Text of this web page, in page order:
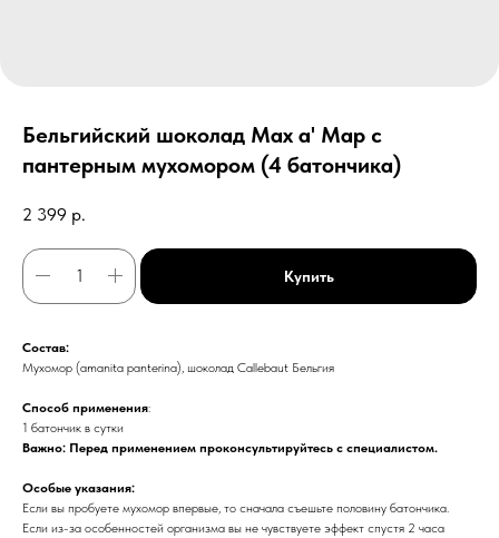
Бельгийский шоколад Мах а' Мар с
пантерным мухомором (4 батончика)
2 399 р.
Купить
Состав:
Мухомор (amanita panterina), шоколад Callebaut Бельгия
Способ применения:
1 батончик в сутки
Важно: Перед применением проконсультируйтесь с специалистом.
Особые указания:
Если вы пробуете мухомор впервые, то сначала съешьте половину батончика.
Если из-за особенностей организма вы не чувствуете эффект спустя 2 часа